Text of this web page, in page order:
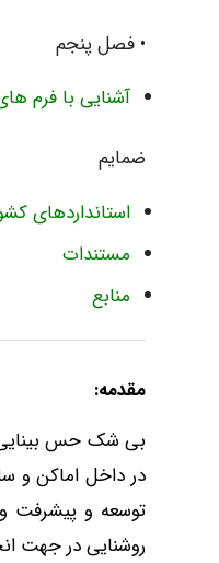
• فصل پنجم
آشنایی با فرم
ضمایم
استانداردهای
مستندات
منابع
مقدمه:
بی شک حس بینایی
در داخل اماکن و
توسعه و پیشرفت
روشنایی در جهت